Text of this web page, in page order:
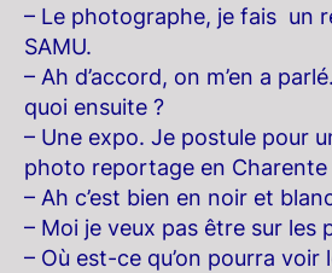
– Le photographe, je fais un
SAMU.
– Ah d’accord, on m’en a
quoi ensuite ?
– Une expo. Je postule pour
photo reportage en Charente
– Ah c’est bien en noir et
– Moi je veux pas être sur les
– Où est-ce qu’on pourra voir